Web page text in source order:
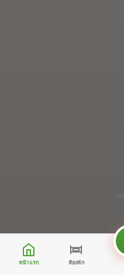
หน้าแรก ห้องพัก